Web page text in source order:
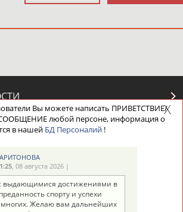
НАШИ КНОПКИ
и совместной деятельностиinform@infosport.ru
Вы можете написать ПРИВЕТСТВИЕ/
любой персоне, информация о
в нашей БД Персоналий!
, 08 августа 2026 |
выдающимися достижениями в
спорту и успехи
многих. Желаю вам дальнейших